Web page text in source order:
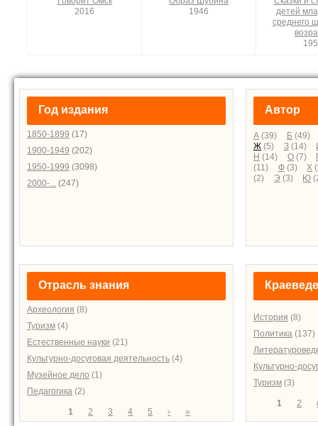
2016
1946
детей
среднего
Год издания
1850-1899 (17)
1900-1949 (202)
1950-1999 (3098)
2000-... (247)
Автор
А (39) Б(49)
Ж (5) З(14)
Н (14) О(7)
(11)
Ф(3) Х
(2)
Э (3) Ю
Отрасль знания
Археология (8)
Туризм (4)
Естественные науки (21)
Культурно-досуговая деятельность (4)
Музейное дело (1)
Педагогика (2)
Страницы
1 2 3 4 5 › »
История (8)
Политика (137)
Культурно-
Туризм (3)
1 2